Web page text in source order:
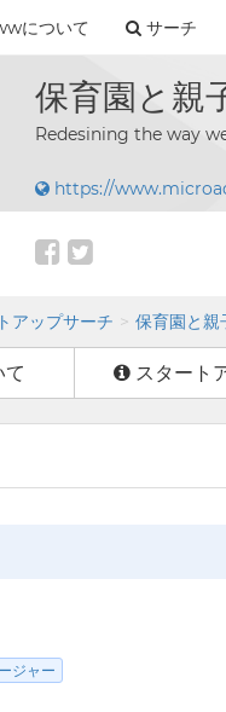
について サーチ
保育園と親
Redesining the way
https://
アップサーチ 保育園と親
て スタート
ジャー